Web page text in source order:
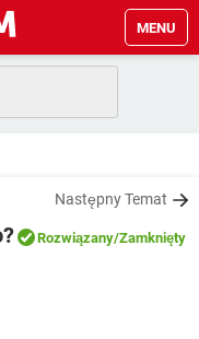
MENU
Następny Temat
Rozwiązany/Zamknięty